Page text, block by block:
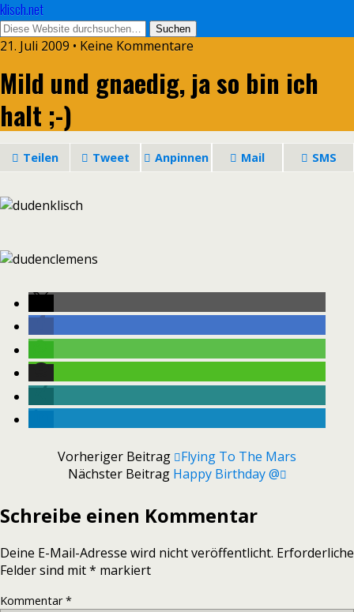
klisch.net
21. Juli 2009 • Keine Kommentare
Mild und gnaedig, ja so bin ich
halt ;-)
Teilen Tweet Anpinnen Mail SMS
Vorheriger Beitrag
Flying To The Mars
Nächster Beitrag Happy Birthday @
Schreibe einen Kommentar
Deine E-Mail-Adresse wird nicht veröffentlicht. Erforderliche
Felder sind mit* markiert
Kommentar*